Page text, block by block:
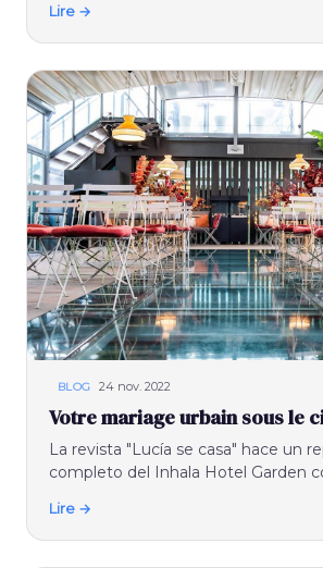
Lire →
BLOG 24 nov. 2022
Votre mariage urbain sous le
La revista "Lucía se casa" hace un
completo del Inhala Hotel Garden
Lire →